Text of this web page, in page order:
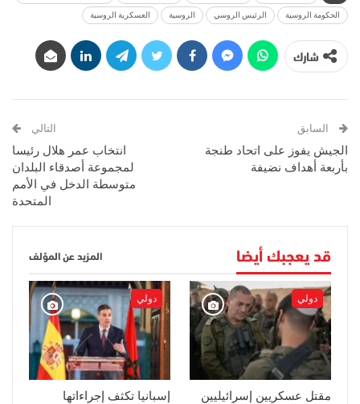
الحكومة الروسية الرئيس الروسي الروسية العسكرية الروسية
شارك
السابق
الجيش يفوز على اتحاد طنجة
بأربعة أهداف نضيفة
التالي
انتخاب عمر هلال رئيسا
لمجموعة أصدقاء البلدان
متوسطة الدخل في الأمم
المتحدة
قد يعجبك أيضا المزيد عن المؤلف
دولي
مقتل عسكريين إسرائيليين
دولي
إسبانيا تكثف إجراءاتها